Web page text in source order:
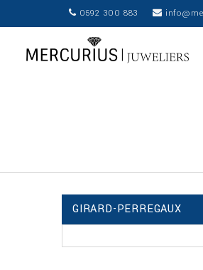
0592 300 883
GIRARD-PERREGAUX